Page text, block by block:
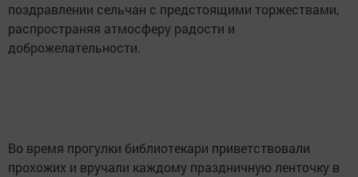
поздравлении сельчан с предстоящими торжествами,
распространяя атмосферу радости и
доброжелательности.
Во время прогулки библиотекари приветствовали
прохожих и вручали каждому праздничную ленточку в